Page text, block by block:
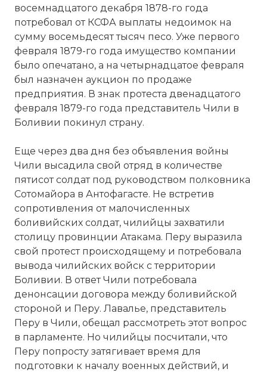
восемнадцатого декабря 1878-го года
потребовал от КСФА выплаты недоимок на
сумму восемьдесят тысяч песо. Уже первого
февраля 1879-го года имущество компании
было опечатано, а на четырнадцатое февраля
был назначен аукцион по продаже
предприятия. В знак протеста двенадцатого
февраля 1879-го года представитель Чили в
Боливии покинул страну.
Еще через два дня без объявления войны
Чили высадила свой отряд в количестве
пятисот солдат под руководством полковника
Сотомайора в Антофагасте. Не встретив
сопротивления от малочисленных
боливийских солдат, чилийцы захватили
столицу провинции Атакама. Перу выразила
свой протест происходящему и потребовала
вывода чилийских войск с территории
Боливии. В ответ Чили потребовала
денонсации договора между боливийской
стороной и Перу. Лавалье, представитель
Перу в Чили, обещал рассмотреть этот вопрос
в парламенте. Но чилийцы посчитали, что
Перу попросту затягивает время для
подготовки к началу военных действий, и